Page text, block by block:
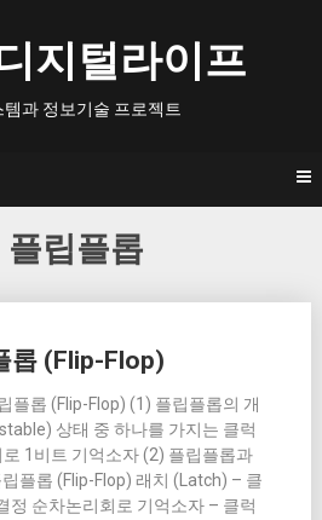
지털라이프
과 정보기술 프로젝트
플립플롭
롭 (Flip-Flop)
플롭 (Flip-Flop) (1) 플립플롭의 개
상태 중 하나를 가지는 클럭
1비트 기억소자 (2) 플립플롭과
플롭 (Flip-Flop) 래치 (Latch) – 클
정 순차논리회로 기억소자 – 클럭